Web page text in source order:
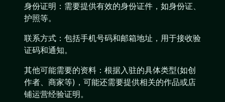
身份证明：需要提供有效的身份证件，如身份证、
护照等。
联系方式：包括手机号码和邮箱地址，用于接收验
证码和通知。
其他可能需要的资料：根据入驻的具体类型(如创
作者、商家等)，可能还需要提供相关的作品或店
铺运营经验证明。